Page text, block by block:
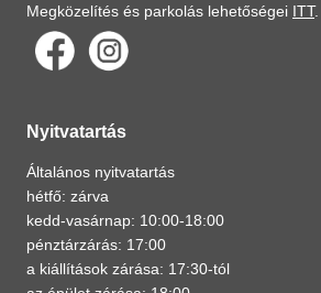
Megközelítés és parkolás lehetőségei ITT.
Nyitvatartás
Általános nyitvatartás
hétfő: zárva
kedd-vasárnap: 10:00-18:00
pénztárzárás: 17:00
a kiállítások zárása: 17:30-tól